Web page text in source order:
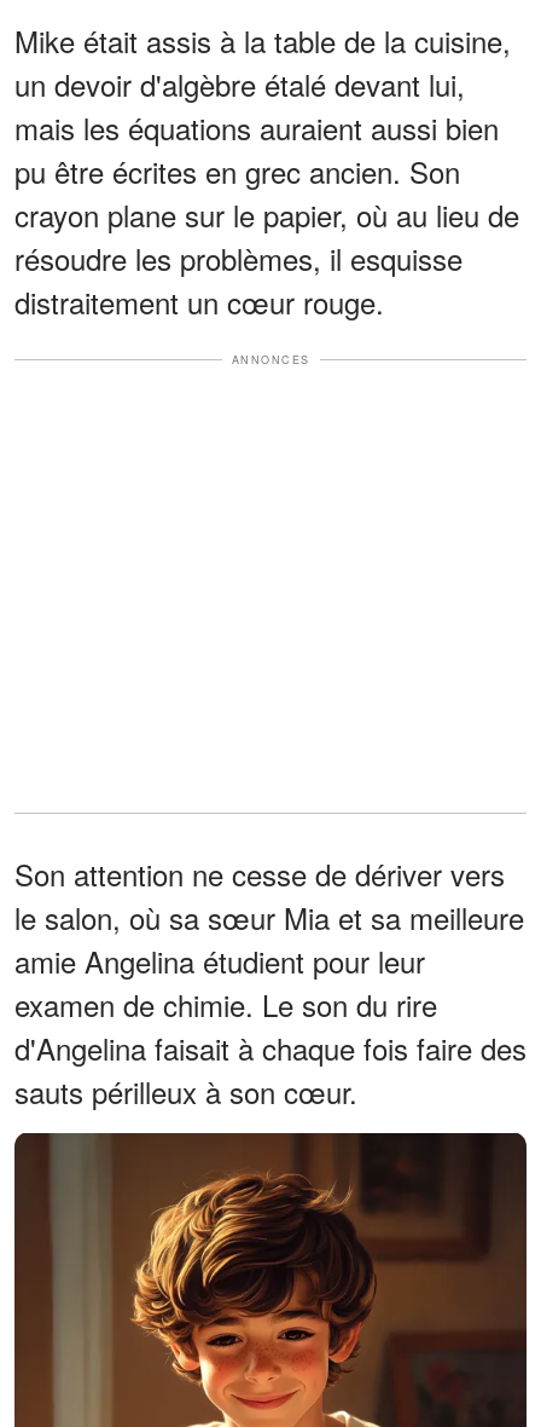
Mike était assis à la table de la cuisine,
un devoir d'algèbre étalé devant lui,
mais les équations auraient aussi bien
pu être écrites en grec ancien. Son
crayon plane sur le papier, où au lieu de
résoudre les problèmes, il esquisse
distraitement un cœur rouge.
ANNONCES
Son attention ne cesse de dériver vers
le salon, où sa sœur Mia et sa meilleure
amie Angelina étudient pour leur
examen de chimie. Le son du rire
d'Angelina faisait à chaque fois faire des
sauts périlleux à son cœur.